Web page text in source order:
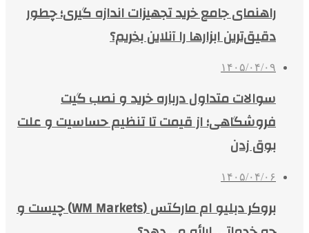
راهنمای جامع خرید تجهیزات اندازه گیری؛ چطور
دقیق‌ترین ابزارها را آنلاین بخریم؟
۱۴۰۵/۰۴/۰۹
سوالات متداول درباره خرید و نصب گیت
فروشگاهی؛ از قیمت تا تنظیم حساسیت و علت
بوق زدن
۱۴۰۵/۰۴/۰۶
بروکر دبلیو ام مارکتس (WM Markets) چیست و